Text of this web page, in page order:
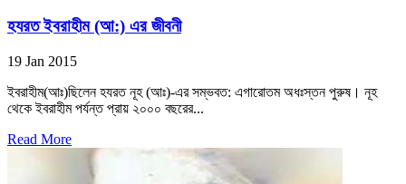
হযরত ইবরাহীম (আ:) এর জীবনী
19 Jan 2015
ইবরাহীম(আঃ)ছিলেন হযরত নূহ (আঃ)-এর সম্ভবত: এগারোতম অধঃস্তন পুরুষ। নূহ
থেকে ইবরাহীম পর্যন্ত প্রায় ২০০০ বছরের...
Read More